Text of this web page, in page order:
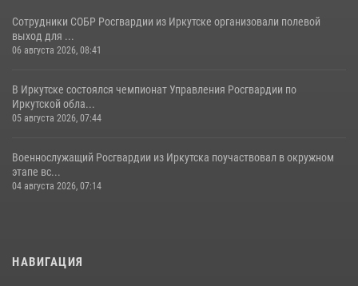
Сотрудники СОБР Росгвардии из Иркутске организовали полевой
выход для ...
06 августа 2026, 08:41
В Иркутске состоялся чемпионат Управления Росгвардии по
Иркутской обла...
05 августа 2026, 07:44
Военнослужащий Росгвардии из Иркутска поучаствовал в окружном
этапе вс...
04 августа 2026, 07:14
НАВИГАЦИЯ